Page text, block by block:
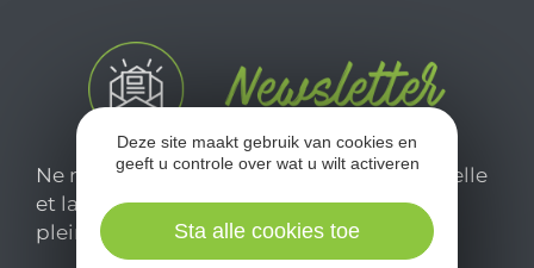
Ne manquez pas notre newsletter mensuelle
et laissez-vous inspirer pour profiter
pleinement de votre séjour en Aveyron.
Deze site maakt gebruik van cookies en
geeft u controle over wat u wilt activeren
Sta alle cookies toe